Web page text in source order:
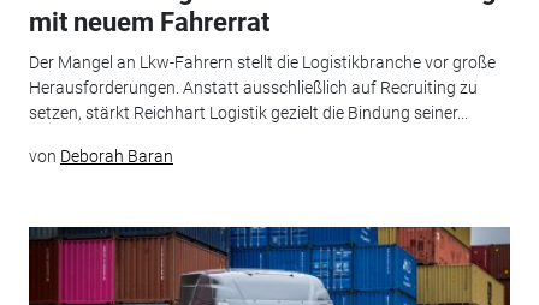
mit neuem Fahrerrat
Der Mangel an Lkw-Fahrern stellt die Logistikbranche vor große
Herausforderungen. Anstatt ausschließlich auf Recruiting zu
setzen, stärkt Reichhart Logistik gezielt die Bindung seiner...
von Deborah Baran